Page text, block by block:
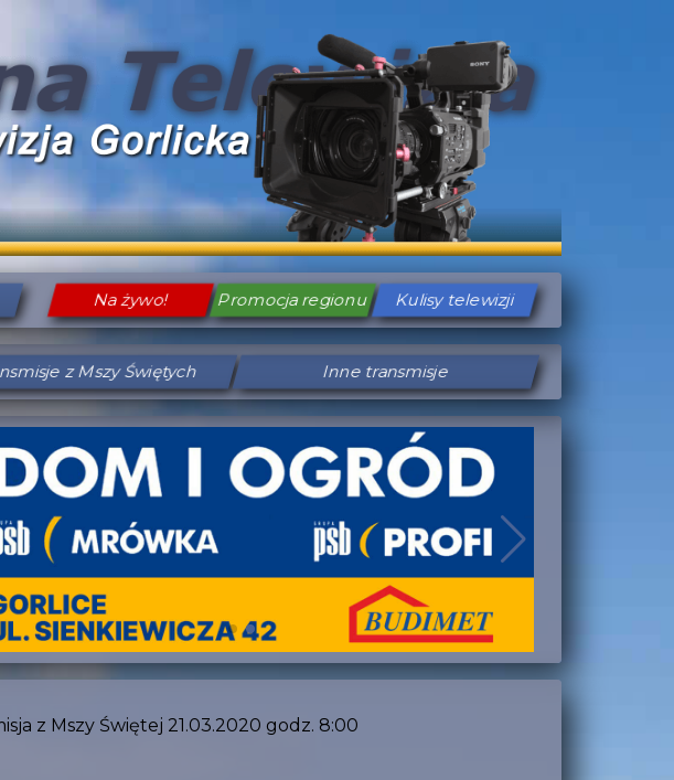
Na żywo! Promocja regionu Kulisy telewizji
z Mszy Świętych Inne transmisje
z Mszy Świętej 21.03.2020 godz. 8:00